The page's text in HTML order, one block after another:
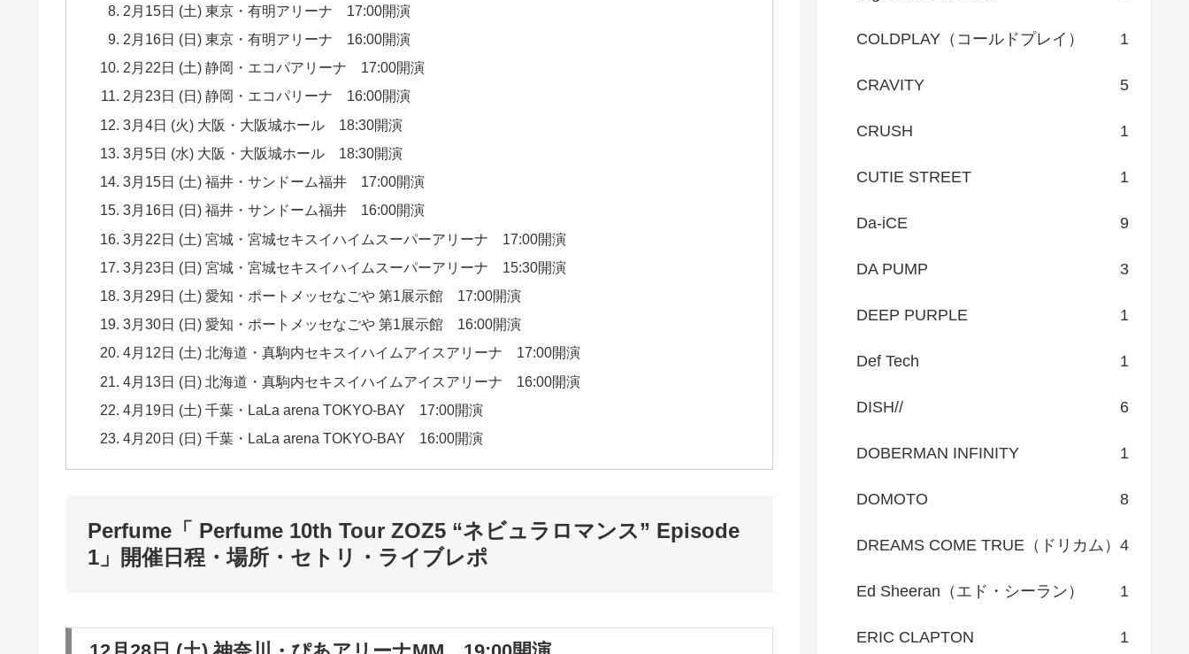
2月15日 (土) 東京・有明アリーナ 17:00開演
2月16日 (日) 東京・有明アリーナ 16:00開演
2月22日 (土) 静岡・エコパアリーナ 17:00開演
2月23日 (日) 静岡・エコパリーナ 16:00開演
3月4日 (火) 大阪・大阪城ホール 18:30開演
3月5日 (水) 大阪・大阪城ホール 18:30開演
3月15日 (土) 福井・サンドーム福井 17:00開演
3月16日 (日) 福井・サンドーム福井 16:00開演
3月22日 (土) 宮城・宮城セキスイハイムスーパーアリーナ 17:00開演
3月23日 (日) 宮城・宮城セキスイハイムスーパーアリーナ 15:30開演
3月29日 (土) 愛知・ポートメッセなごや 第1展示館 17:00開演
3月30日 (日) 愛知・ポートメッセなごや 第1展示館 16:00開演
4月12日 (土) 北海道・真駒内セキスイハイムアイスアリーナ 17:00開演
4月13日 (日) 北海道・真駒内セキスイハイムアイスアリーナ 16:00開演
4月19日 (土) 千葉・LaLa arena TOKYO-BAY 17:00開演
4月20日 (日) 千葉・LaLa arena TOKYO-BAY 16:00開演
Perfume「 Perfume 10th Tour ZOZ5 “ネビュラロマンス” Episode
1」開催日程・場所・セトリ・ライブレポ
COLDPLAY（コールドプレイ） 1
CRAVITY 5
CRUSH 1
CUTIE STREET 1
Da-iCE 9
DA PUMP 3
DEEP PURPLE 1
Def Tech 1
DISH// 6
DOBERMAN INFINITY 1
DOMOTO 8
DREAMS COME TRUE（ドリカム） 4
Ed Sheeran（エド・シーラン） 1
ERIC CLAPTON 1